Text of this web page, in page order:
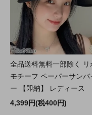
全品送料無料一部除く リ
モチーフ ペーパーサンバ
ー 【即納】 レディース
4,399円(税400円)